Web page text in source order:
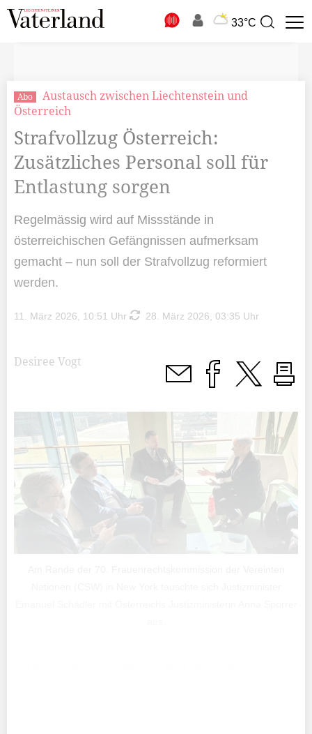
33°C
Suchbegriff
Abo
Austausch zwischen Liechtenstein und
Österreich
Strafvollzug Österreich:
Zusätzliches Personal soll für
Entlastung sorgen
Regelmässig wird auf Missstände in
österreichischen Gefängnissen aufmerksam
gemacht – nun soll der Strafvollzug reformiert
werden.
11. März 2026, 10:51 Uhr 28. März 2026, 03:35 Uhr
Desiree Vogt